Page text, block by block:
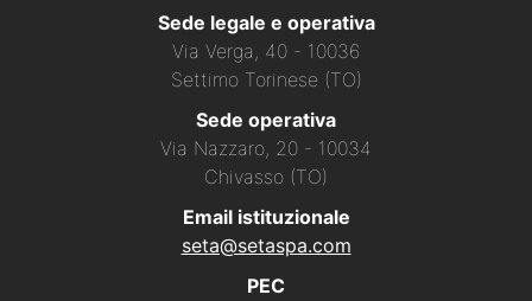
Sede legale e operativa
Via Verga, 40 - 10036
Settimo Torinese (TO)
Sede operativa
Via Nazzaro, 20 - 10034
Chivasso (TO)
Email istituzionale
seta@setaspa.com
PEC